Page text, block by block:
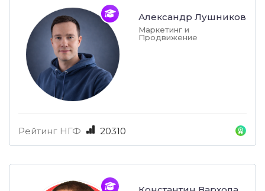
Александр Лушников
Маркетинг и
Продвижение
Рейтинг НГФ 20310